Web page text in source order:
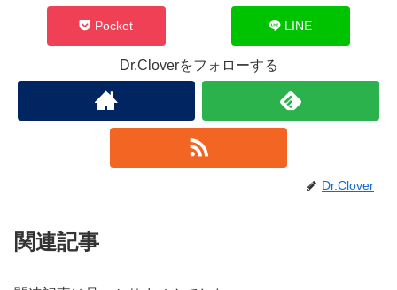
Pocket LINE
Dr.Cloverをフォローする
Dr.Clover
関連記事